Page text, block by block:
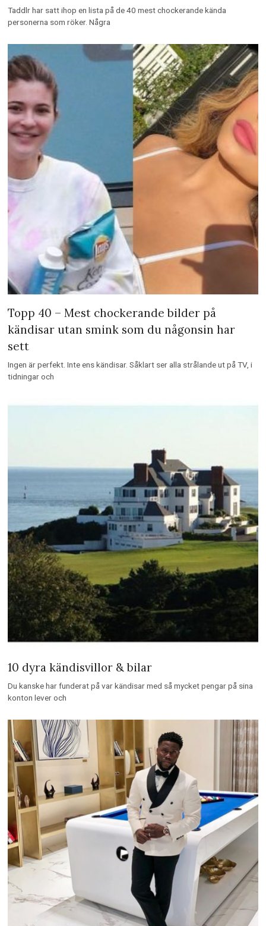
Taddlr har satt ihop en lista på de 40 mest chockerande kända
personerna som röker. Några
Topp 40 – Mest chockerande bilder på
kändisar utan smink som du någonsin har
sett
Ingen är perfekt. Inte ens kändisar. Såklart ser alla strålande ut på TV, i
tidningar och
10 dyra kändisvillor & bilar
Du kanske har funderat på var kändisar med så mycket pengar på sina
konton lever och